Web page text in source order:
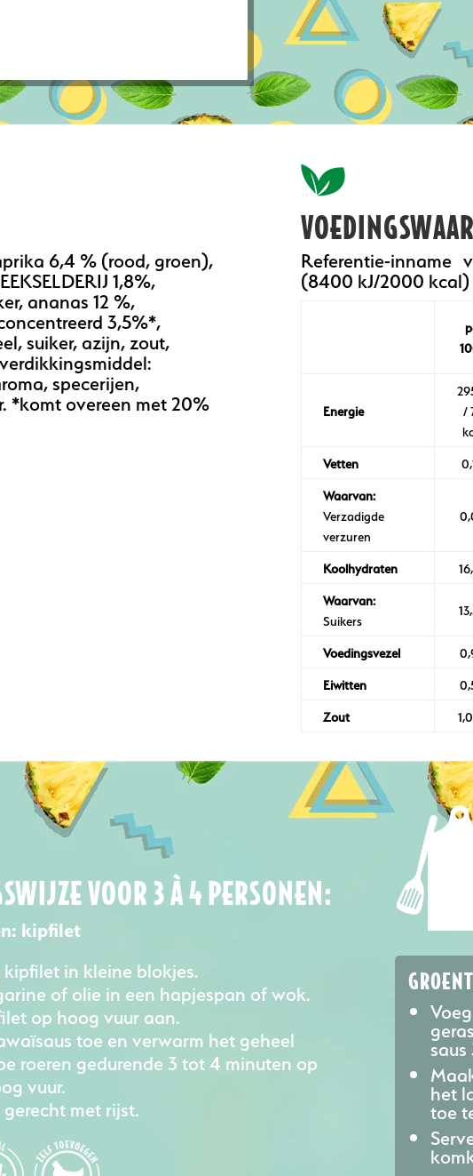
6,4 % (rood, groen),
1,8%,
ananas 12 %,
3,5%*,
suiker, azijn, zout,
specerijen,
*komt overeen met 20%
Referentie-inname
(8400 kJ/2000 kcal)
Energie
/
Vetten
Waarvan:
Verzadigde
verzuren
Koolhydraten
Waarvan:
Suikers
Voedingsvezel
Eiwitten
Zout
VOOR 3 À 4 PERSONEN:
kipfilet
in kleine blokjes.
of olie in een hapjespan of wok.
op hoog vuur aan.
toe en verwarm het geheel
roeren gedurende 3 tot 4 minuten op
vuur.
met rijst.
het
toe